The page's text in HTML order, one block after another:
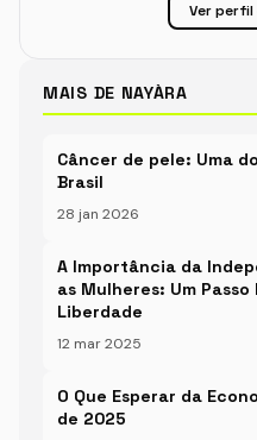
Ver
MAIS DE NAYÀRA
Câncer de pele: Uma
Brasil
28 jan 2026
A Importância da
as Mulheres: Um
Liberdade
12 mar 2025
O Que Esperar da
de 2025